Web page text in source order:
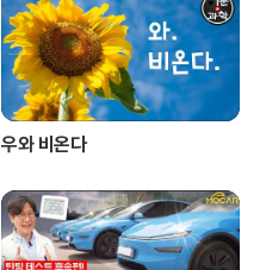
우와 비온다